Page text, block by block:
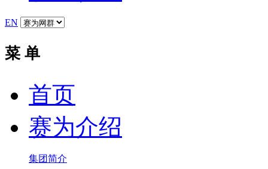
EN
菜 单
首页
赛为介绍
集团简介